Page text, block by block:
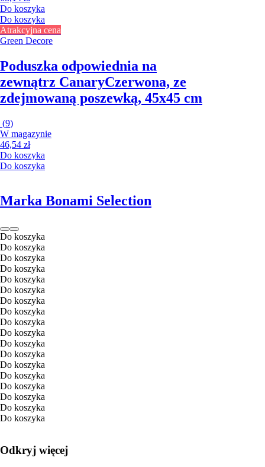
Do koszyka
Do koszyka
Atrakcyjna cena
Green Decore
Poduszka odpowiednia na
zewnątrz CanaryCzerwona, ze
zdejmowaną poszewką, 45x45 cm
(9)
W magazynie
46,54 zł
Do koszyka
Do koszyka
Marka Bonami Selection
Do koszyka
Do koszyka
Do koszyka
Do koszyka
Do koszyka
Do koszyka
Do koszyka
Do koszyka
Do koszyka
Do koszyka
Do koszyka
Do koszyka
Do koszyka
Do koszyka
Do koszyka
Do koszyka
Do koszyka
Do koszyka
Odkryj więcej